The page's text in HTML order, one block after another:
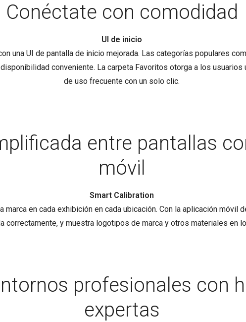
Conéctate con comodidad
UI de inicio
una UI de pantalla de inicio mejorada. Las categorías populares
conveniente. La carpeta Favoritos otorga a los
de uso frecuente con un solo clic.
entre pantallas
móvil
Smart Calibration
en cada exhibición en cada ubicación. Con la aplicación móvil
correctamente, y muestra logotipos de marca y otros materiales en
profesionales con
expertas